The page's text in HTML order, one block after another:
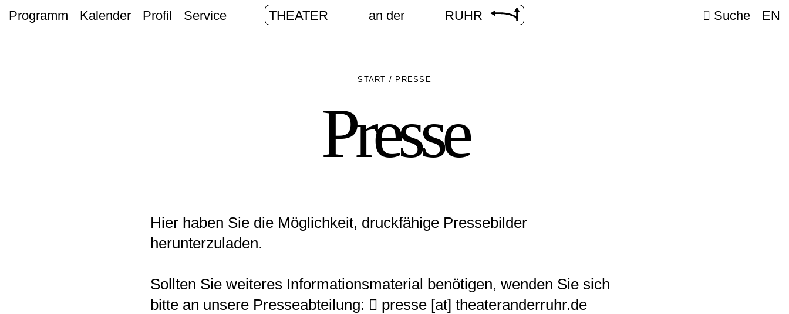
Programm Kalender Profil Service THEATER an der RUHR Suche EN
START / PRESSE
Presse
Hier haben Sie die Möglichkeit, druckfähige Pressebilder
herunterzuladen.
Sollten Sie weiteres Informationsmaterial benötigen, wenden Sie sich
bitte an unsere Presseabteilung:
presse [​at​] theateranderruhr.de